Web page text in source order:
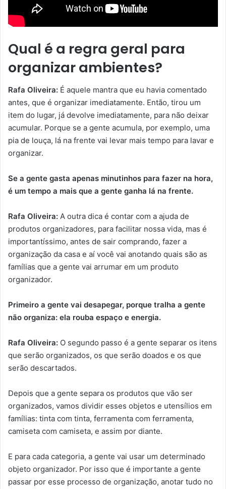
Qual é a regra geral para
organizar ambientes?
Rafa Oliveira: É aquele mantra que eu havia comentado
antes, que é organizar imediatamente. Então, tirou um
item do lugar, já devolve imediatamente, para não deixar
acumular. Porque se a gente acumula, por exemplo, uma
pia de louça, lá na frente vai levar mais tempo para lavar e
organizar.
Se a gente gasta apenas minutinhos para fazer na hora,
é um tempo a mais que a gente ganha lá na frente.
Rafa Oliveira: A outra dica é contar com a ajuda de
produtos organizadores, para facilitar nossa vida, mas é
importantíssimo, antes de sair comprando, fazer a
organização da casa e aí você vai anotando quais são as
famílias que a gente vai arrumar em um produto
organizador.
Primeiro a gente vai desapegar, porque tralha a gente
não organiza: ela rouba espaço e energia.
Rafa Oliveira: O segundo passo é a gente separar os itens
que serão organizados, os que serão doados e os que
serão descartados.
Depois que a gente separa os produtos que vão ser
organizados, vamos dividir esses objetos e utensílios em
famílias: tinta com tinta, ferramenta com ferramenta,
camiseta com camiseta, e assim por diante.
E para cada categoria, a gente vai usar um determinado
objeto organizador. Por isso que é importante a gente
passar por esse processo de organização, anotar tudo no